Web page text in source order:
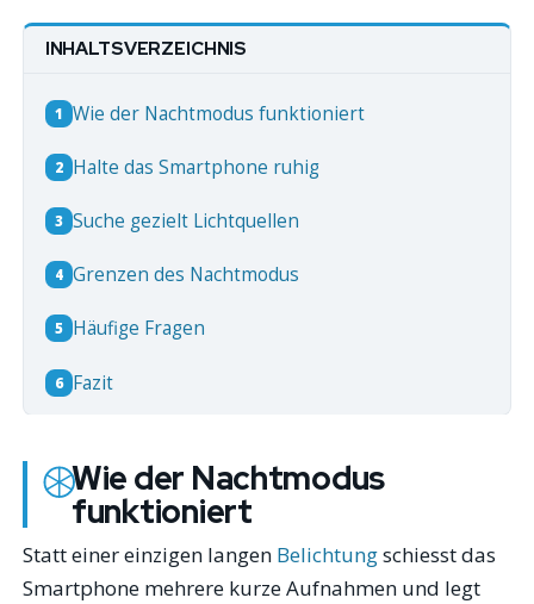
INHALTSVERZEICHNIS
1 Wie der Nachtmodus funktioniert
2 Halte das Smartphone ruhig
3 Suche gezielt Lichtquellen
4 Grenzen des Nachtmodus
5 Häufige Fragen
6 Fazit
Wie der Nachtmodus
funktioniert
Statt einer einzigen langen Belichtungschiesst das
Smartphone mehrere kurze Aufnahmen und legt